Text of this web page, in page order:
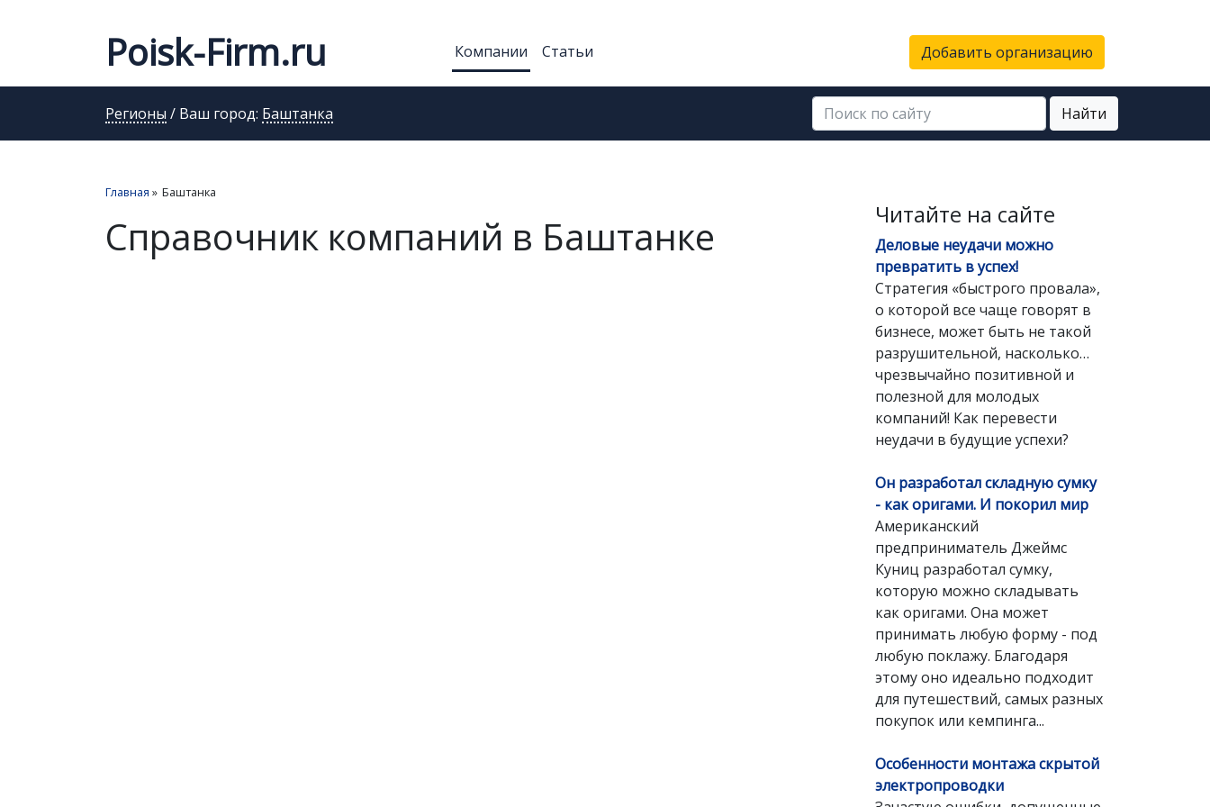
Poisk-Firm.ru Компании Статьи Добавить организацию
Регионы / Ваш город: Баштанка Найти
Главная » Баштанка
Справочник компаний в Баштанке Читайте на сайте
Деловые неудачи можно
превратить в успех!
Стратегия «быстрого провала»,
о которой все чаще говорят в
бизнесе, может быть не такой
разрушительной, насколько…
чрезвычайно позитивной и
полезной для молодых
компаний! Как перевести
неудачи в будущие успехи?
Он разработал складную сумку
- как оригами. И покорил мир
Американский
предприниматель Джеймс
Куниц разработал сумку,
которую можно складывать
как оригами. Она может
принимать любую форму - под
любую поклажу. Благодаря
этому оно идеально подходит
для путешествий, самых разных
покупок или кемпинга...
Особенности монтажа скрытой
электропроводки